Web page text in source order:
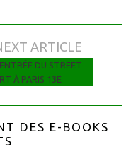
ARTICLE
DU STREET
À PARIS 13E
DES E-BOOKS